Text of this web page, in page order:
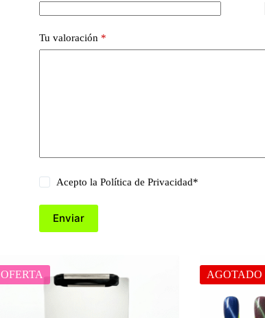
Tu valoración *
Acepto la Política de Privacidad*
Enviar
OFERTA AGOTADO